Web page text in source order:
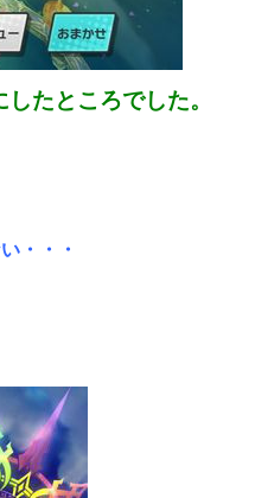
たところでした。
・・・